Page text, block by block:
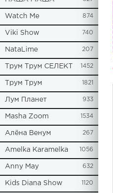
Watch Me 874
Viki Show 740
NataLime 207
Трум Трум СЕЛЕКТ 1452
Трум Трум 1821
Лум Планет 933
Masha Zoom 1534
Алёна Венум 267
Amelka Karamelka 1056
Anny May 632
Kids Diana Show 1120